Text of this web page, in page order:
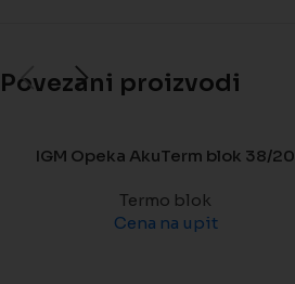
Povezani proizvodi
IGM Opeka AkuTerm blok 38/20
Termo blok
Cena na upit